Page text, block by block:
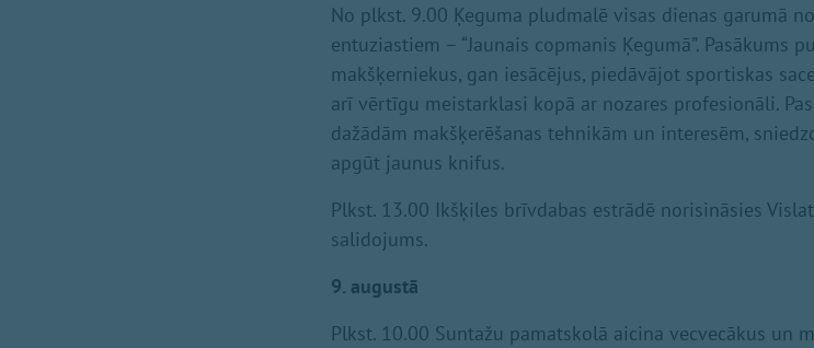
No plkst. 9.00 Ķeguma pludmalē visas dienas garumā
entuziastiem – “Jaunais copmanis Ķegumā”. Pasākums
makšķerniekus, gan iesācējus, piedāvājot sportiskas
arī vērtīgu meistarklasi kopā ar nozares profesionāli.
dažādām makšķerēšanas tehnikām un interesēm,
apgūt jaunus knifus.
Plkst. 13.00 Ikšķiles brīvdabas estrādē norisināsies
salidojums.
9. augustā
Plkst. 10.00 Suntažu pamatskolā aicina vecvecākus un